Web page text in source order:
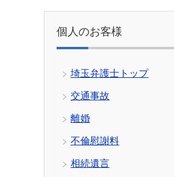
個人のお客様
埼玉弁護士トップ
交通事故
離婚
不倫慰謝料
相続遺言